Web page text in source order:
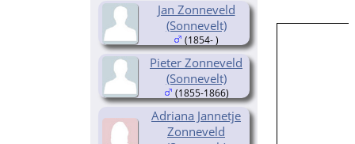
Jan Zonneveld
(Sonnevelt)
(1854- )
Pieter Zonneveld
(Sonnevelt)
(1855-1866)
Adriana Jannetje
Zonneveld